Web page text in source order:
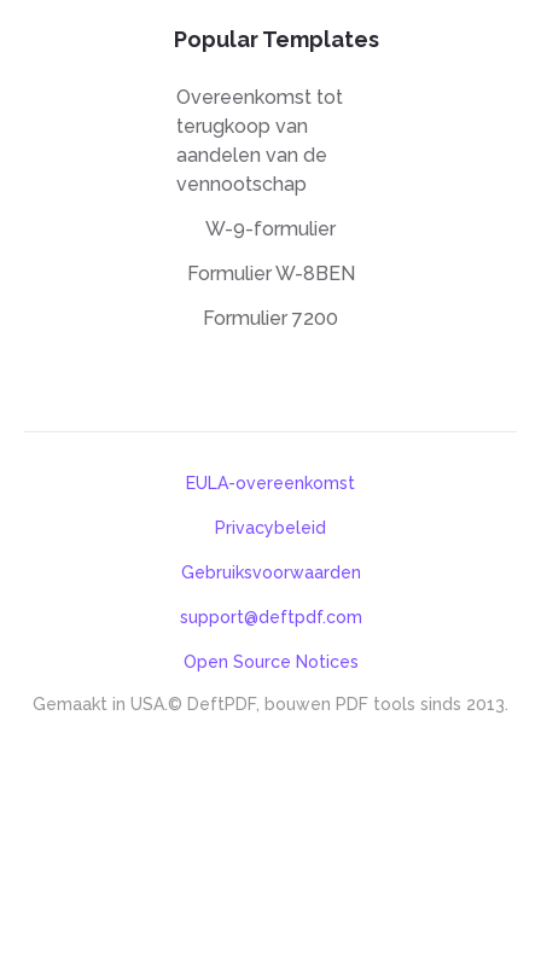
Popular Templates
Overeenkomst tot
terugkoop van
aandelen van de
vennootschap
W-9-formulier
Formulier W-8BEN
Formulier 7200
Gemaakt in USA. © DeftPDF, bouwen PDF tools sinds 2013.
EULA-overeenkomst
Privacybeleid
Gebruiksvoorwaarden
support@deftpdf.com
Open Source Notices